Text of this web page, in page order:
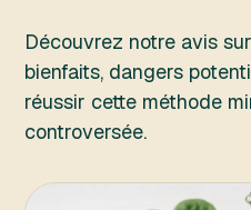
Découvrez notre avis
bienfaits, dangers
réussir cette méthode
controversée.